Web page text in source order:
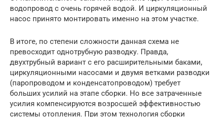
водопровод с очень горячей водой. И циркуляционный
насос принято монтировать именно на этом участке.
В итоге, по степени сложности данная схема не
превосходит однотрубную разводку. Правда,
двухтрубный вариант с его расширительными баками,
циркуляционными насосами и двумя ветками разводки
(паропроводом и конденсатопроводом) требует
больших усилий на этапе сборки. Но все затраченные
усилия компенсируются возросшей эффективностью
системы отопления. При этом технология сборки